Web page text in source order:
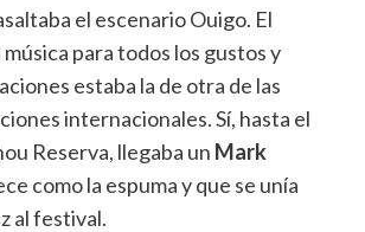
el escenario Ouigo. El
para todos los gustos y
estaba la de otra de las
internacionales. Sí, hasta el
Reserva, llegaba un Mark
como la espuma y que se unía
al festival.